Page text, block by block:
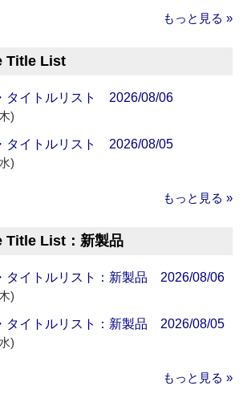
もっと見る »
Title List
タイトルリスト 2026/08/06
)
タイトルリスト 2026/08/05
)
もっと見る »
Title List：新製品
タイトルリスト：新製品 2026/08/06
)
タイトルリスト：新製品 2026/08/05
)
もっと見る »